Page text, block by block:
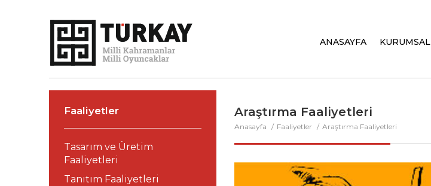
ANASAYFA KURUMSAL
Faaliyetler
Tasarım ve Üretim
Faaliyetleri
Tanıtım Faaliyetleri
Araştırma Faaliyetleri
Anasayfa Faaliyetler Araştırma Faaliyetleri